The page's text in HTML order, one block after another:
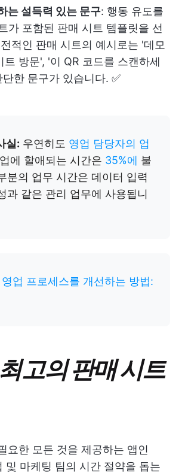
는 설득력 있는 문구: 행동 유도를
가 포함된 판매 시트 템플릿을 선
적인 판매 시트의 예시로는 '데모
트 방문', '이 QR 코드를 스캔하세
한 문구가 있습니다. ✅
실: 우연히도 영업 담당자의 업
에 할애되는 시간은 35%에 불
분의 업무 시간은 데이터 입력
과 같은 관리 업무에 사용됩니
영업 프로세스를 개선하는 방법:
고의 판매 시트
요한 모든 것을 제공하는 앱인
및 마케팅 팀의 시간 절약을 돕는